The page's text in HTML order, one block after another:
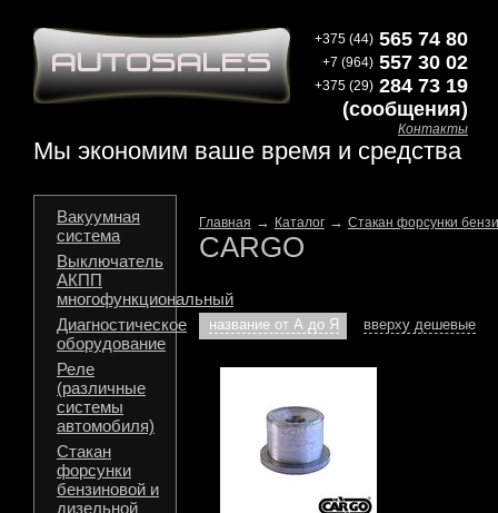
Мы экономим ваше время и средства
+375 (44) 565 74 80
+7 (964) 557 30 02
+375 (29) 284 73 19
(сообщения)
Контакты
Вакуумная
система
Выключатель
АКПП
многофункциональный
Диагностическое
оборудование
Реле
(различные
системы
автомобиля)
Стакан
форсунки
бензиновой и
дизельной
Главная → Каталог→ Стакан форсунки
CARGO
название от А до Я вверху дешевые